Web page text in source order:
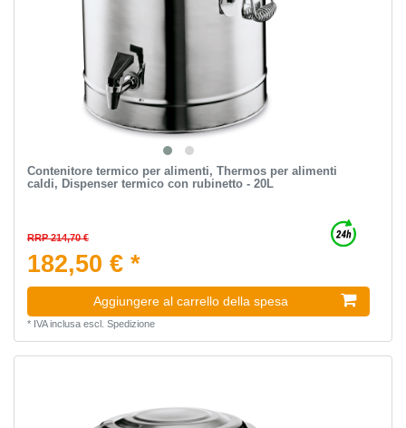
Contenitore termico per alimenti, Thermos per alimenti
caldi, Dispenser termico con rubinetto - 20L
RRP 214,70 €
182,50 € *
Aggiungere al carrello della spesa
* IVA inclusaescl. Spedizione